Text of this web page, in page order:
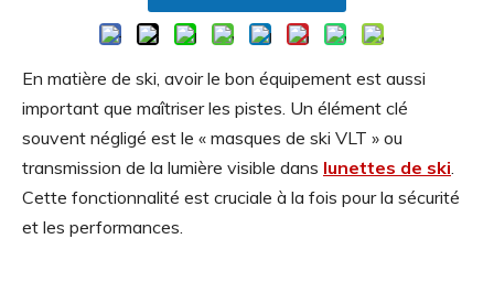
En matière de ski, avoir le bon équipement est aussi
important que maîtriser les pistes. Un élément clé
souvent négligé est le « masques de ski VLT » ou
transmission de la lumière visible dans lunettes de ski.
Cette fonctionnalité est cruciale à la fois pour la sécurité
et les performances.